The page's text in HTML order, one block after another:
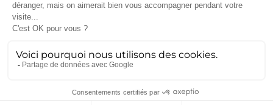
Coworking et Bureaux
Opérés Paris 75020
Coworking et Bureaux